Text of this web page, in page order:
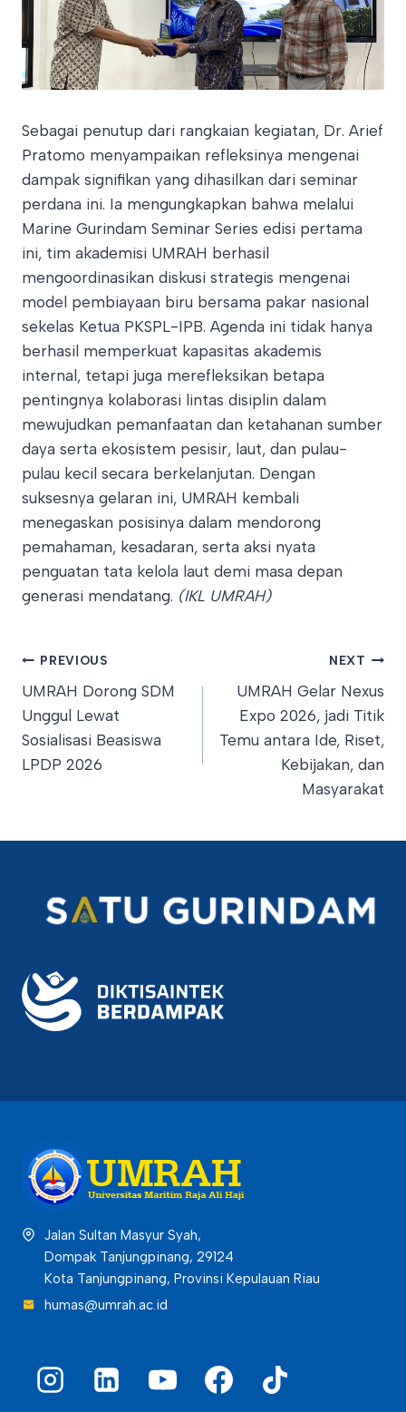
Sebagai penutup dari rangkaian kegiatan, Dr. Arief
Pratomo menyampaikan refleksinya mengenai
dampak signifikan yang dihasilkan dari seminar
perdana ini. Ia mengungkapkan bahwa melalui
Marine Gurindam Seminar Series edisi pertama
ini, tim akademisi UMRAH berhasil
mengoordinasikan diskusi strategis mengenai
model pembiayaan biru bersama pakar nasional
sekelas Ketua PKSPL-IPB. Agenda ini tidak hanya
berhasil memperkuat kapasitas akademis
internal, tetapi juga merefleksikan betapa
pentingnya kolaborasi lintas disiplin dalam
mewujudkan pemanfaatan dan ketahanan sumber
daya serta ekosistem pesisir, laut, dan pulau-
pulau kecil secara berkelanjutan. Dengan
suksesnya gelaran ini, UMRAH kembali
menegaskan posisinya dalam mendorong
pemahaman, kesadaran, serta aksi nyata
penguatan tata kelola laut demi masa depan
generasi mendatang. (IKL UMRAH)
Post
navigation
PREVIOUS
UMRAH Dorong SDM
Unggul Lewat
Sosialisasi Beasiswa
LPDP 2026
NEXT
UMRAH Gelar Nexus
Expo 2026, jadi Titik
Temu antara Ide, Riset,
Kebijakan, dan
Masyarakat
Jalan Sultan Masyur Syah,
Dompak Tanjungpinang, 29124
Kota Tanjungpinang, Provinsi Kepulauan Riau
humas@umrah.ac.id